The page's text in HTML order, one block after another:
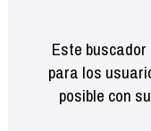
Este
para los
posible con